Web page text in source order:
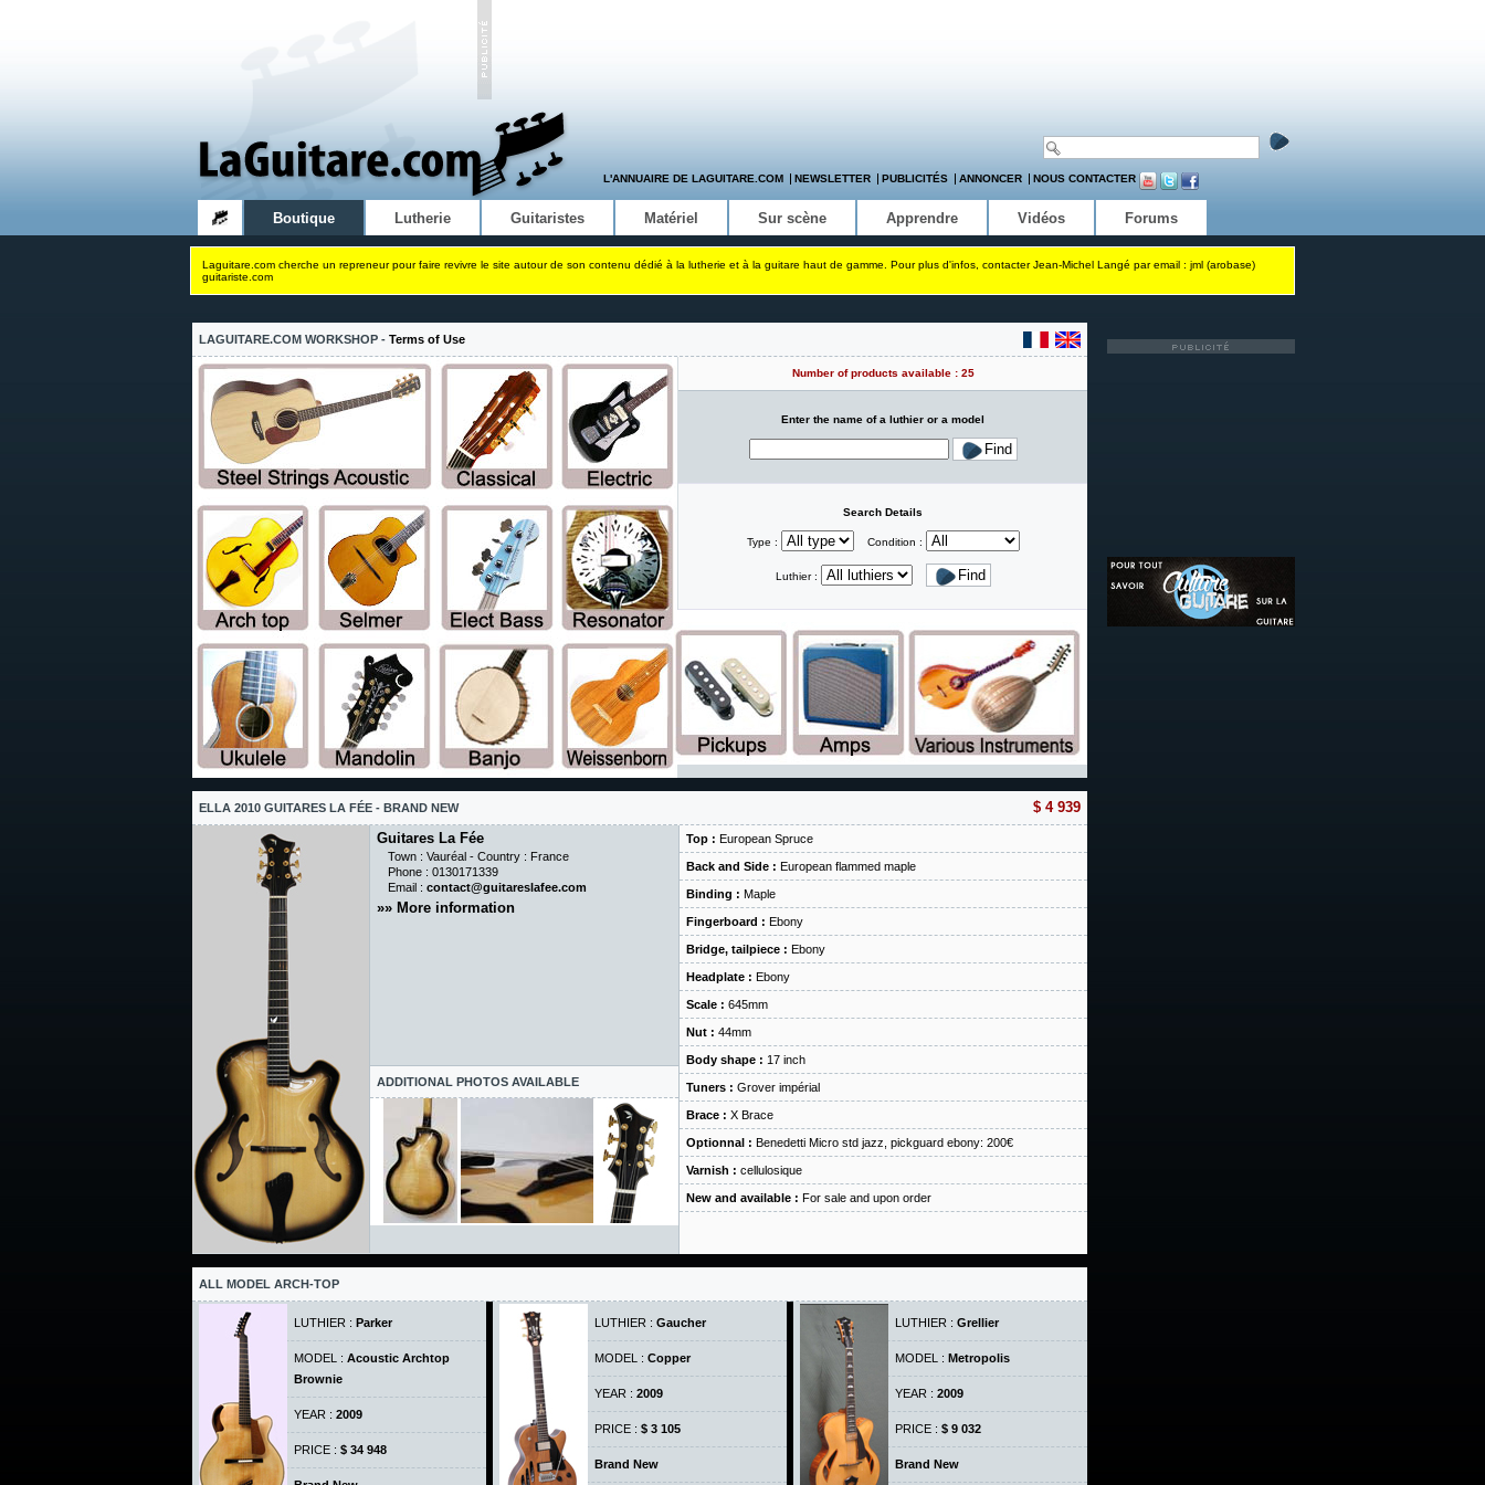
L'ANNUAIRE DE LAGUITARE.COM NEWSLETTER PUBLICITÉS ANNONCER NOUS CONTACTER
Boutique Lutherie Guitaristes Matériel Sur scène Apprendre Vidéos Forums
Laguitare.com cherche un repreneur pour faire revivre le site autour de son contenu dédié à la lutherie et à la guitare haut de gamme. Pour plus d'infos, contacter Jean-Michel Langé par email : jml (arobase)
guitariste.com
LAGUITARE.COM WORKSHOP - Terms of Use
Number of products available : 25
Enter the name of a luthier or a model
Search Details
Type : Condition :
Luthier :
ELLA 2010 GUITARES LA FÉE - BRAND NEW
$ 4 939
Guitares La Fée
Town : Vauréal - Country : France
Phone : 0130171339
Email : contact@guitareslafee.com
»» More information
ADDITIONAL PHOTOS AVAILABLE
Top : European Spruce
Back and Side : European flammed maple
Binding : Maple
Fingerboard : Ebony
Bridge, tailpiece : Ebony
Headplate : Ebony
Scale : 645mm
Nut : 44mm
Body shape : 17 inch
Tuners : Grover impérial
Brace : X Brace
Optionnal : Benedetti Micro std jazz, pickguard ebony: 200€
Varnish : cellulosique
New and available : For sale and upon order
ALL MODEL ARCH-TOP
LUTHIER : Parker
MODEL : Acoustic Archtop
Brownie
YEAR : 2009
PRICE : $ 34 948
LUTHIER : Gaucher
MODEL : Copper
YEAR : 2009
PRICE : $ 3 105
Brand New
LUTHIER : Grellier
MODEL : Metropolis
YEAR : 2009
PRICE : $ 9 032
Brand New